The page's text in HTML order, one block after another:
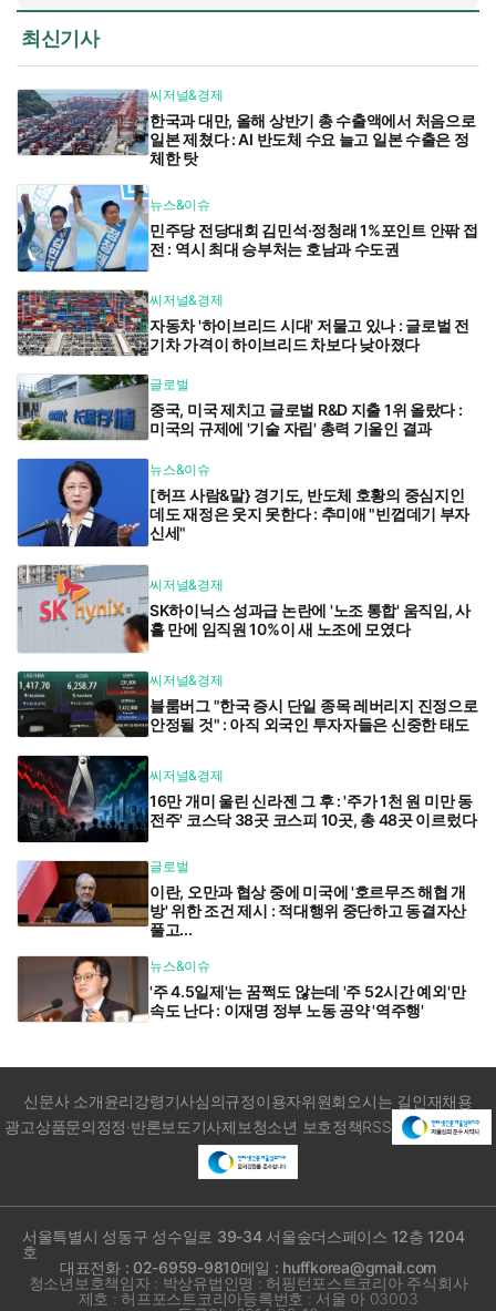
최신기사
씨저널&경제
한국과 대만, 올해 상반기 총 수출액에서 처음으로
일본 제쳤다 : AI 반도체 수요 늘고 일본 수출은 정
체한 탓
뉴스&이슈
민주당 전당대회 김민석·정청래 1%포인트 안팎 접
전 : 역시 최대 승부처는 호남과 수도권
씨저널&경제
자동차 '하이브리드 시대' 저물고 있나 : 글로벌 전
기차 가격이 하이브리드 차보다 낮아졌다
글로벌
중국, 미국 제치고 글로벌 R&D 지출 1위 올랐다 :
미국의 규제에 '기술 자립' 총력 기울인 결과
뉴스&이슈
[허프 사람&말} 경기도, 반도체 호황의 중심지인
데도 재정은 웃지 못한다 : 추미애 "빈껍데기 부자
신세"
씨저널&경제
SK하이닉스 성과급 논란에 '노조 통합' 움직임, 사
흘 만에 임직원 10%이 새 노조에 모였다
씨저널&경제
블룸버그 "한국 증시 단일 종목 레버리지 진정으로
안정될 것" : 아직 외국인 투자자들은 신중한 태도
씨저널&경제
16만 개미 울린 신라젠 그 후 : '주가 1천 원 미만 동
전주' 코스닥 38곳 코스피 10곳, 총 48곳 이르렀다
글로벌
이란, 오만과 협상 중에 미국에 '호르무즈 해협 개
방' 위한 조건 제시 : 적대행위 중단하고 동결자산
풀고...
뉴스&이슈
'주 4.5일제'는 꿈쩍도 않는데 '주 52시간 예외'만
속도 난다 : 이재명 정부 노동 공약 '역주행'
신문사 소개윤리강령기사심의규정이용자위원회 오시는 길인재채용
광고상품문의정정·반론보도기사제보청소년 보호정책RSS
서울특별시 성동구 성수일로 39-34 서울숲더스페이스 12층 1204
호
대표전화 : 02-6959-9810메일 : huffkorea@gmail.com
청소년보호책임자 : 박상유법인명 : 허핑턴포스트코리아 주식회사
제호 : 허프포스트코리아등록번호 : 서울 아 03003